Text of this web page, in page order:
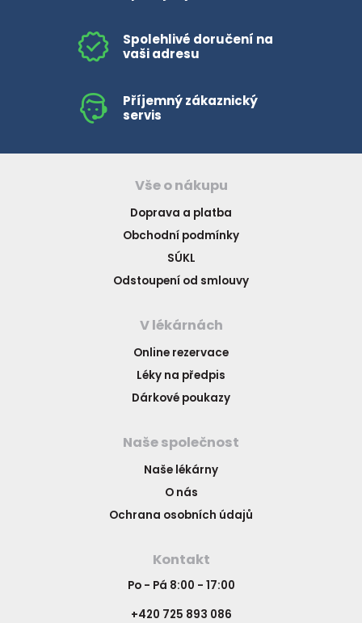
Spolehlivé doručení na
vaši adresu
Příjemný zákaznický
servis
Vše o nákupu
Doprava a platba
Obchodní podmínky
SÚKL
Odstoupení od smlouvy
V lékárnách
Online rezervace
Léky na předpis
Dárkové poukazy
Naše společnost
Naše lékárny
O nás
Ochrana osobních údajů
Kontakt
Po - Pá 8:00 - 17:00
+420 725 893 086